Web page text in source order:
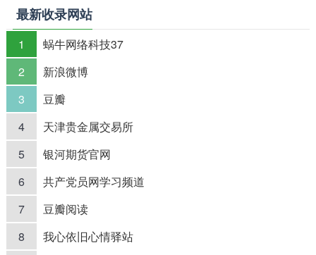
最新收录网站
1
蜗牛网络科技37
2
新浪微博
3
豆瓣
4
天津贵金属交易所
5
银河期货官网
6
共产党员网学习频道
7
豆瓣阅读
8
我心依旧心情驿站